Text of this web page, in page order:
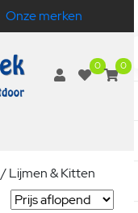
Onze merken
0 0
/Lijmen & Kitten